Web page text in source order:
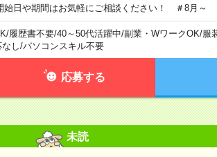
日や期間はお気軽にご相談ください！ ＃8月～
/履歴書不要/40～50代活躍中/副業・WワークOK/服
し/パソコンスキル不要
応募する
未読